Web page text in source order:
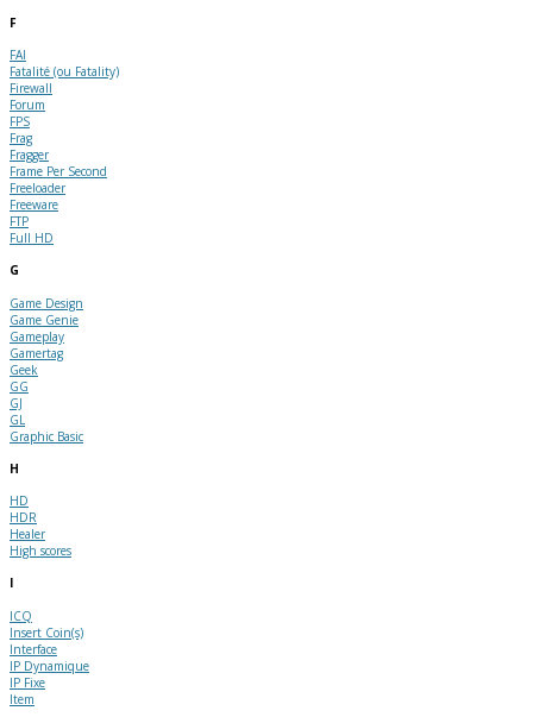
F
FAI
Fatalité (ou Fatality)
Firewall
Forum
FPS
Frag
Fragger
Frame Per Second
Freeloader
Freeware
FTP
Full HD
G
Game Design
Game Genie
Gameplay
Gamertag
Geek
GG
GJ
GL
Graphic Basic
H
HD
HDR
Healer
High scores
I
ICQ
Insert Coin(s)
Interface
IP Dynamique
IP Fixe
Item